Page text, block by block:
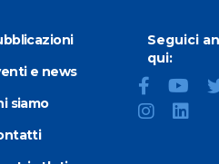
e news
siamo
Seguici
qui: